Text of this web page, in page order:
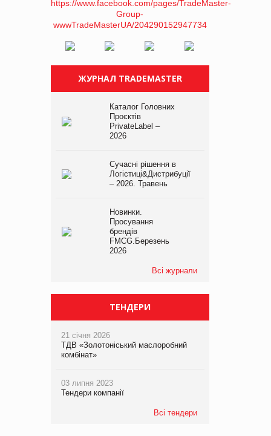
ЖУРНАЛ TRADEMASTER
Каталог Головних
Проєктів
PrivateLabel –
2026
Сучасні рішення в
Логістиці&Дистрибуції
– 2026. Травень
Новинки.
Просування
брендів
FMCG.Березень
2026
Всі журнали
ТЕНДЕРИ
21 січня 2026
ТДВ «Золотоніський маслоробний
комбінат»
03 липня 2023
Тендери компанії
Всі тендери